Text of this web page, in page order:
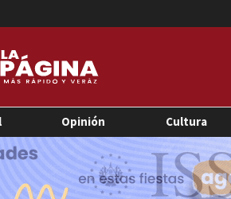
Opinión Cultura